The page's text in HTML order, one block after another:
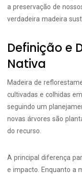
a preservação de
verdadeira madeira
Definição e
Nativa
Madeira de
cultivadas e colhidas
seguindo um
novas árvores são
do recurso.
A principal diferença
e impacto. Enquanto a